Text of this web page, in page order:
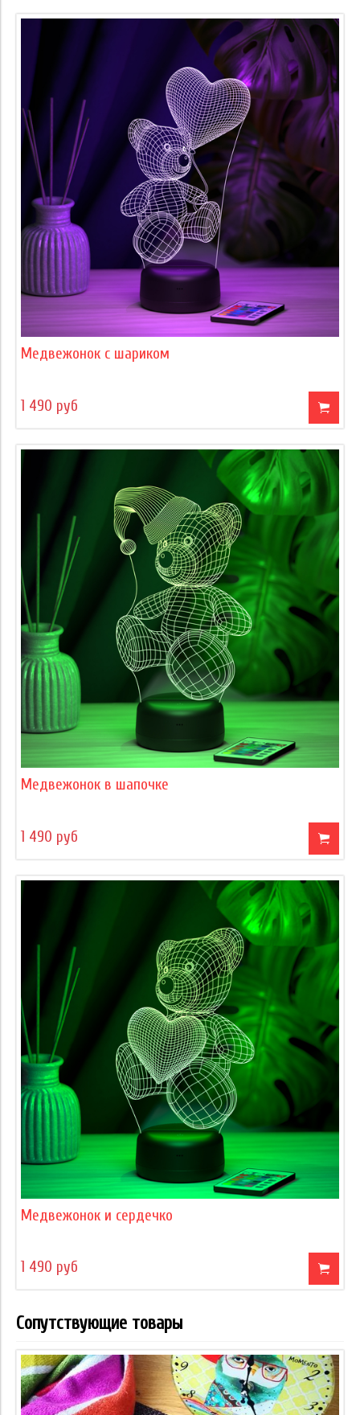
Медвежонок с шариком
1 490 руб
Медвежонок в шапочке
1 490 руб
Медвежонок и сердечко
1 490 руб
Сопутствующие товары